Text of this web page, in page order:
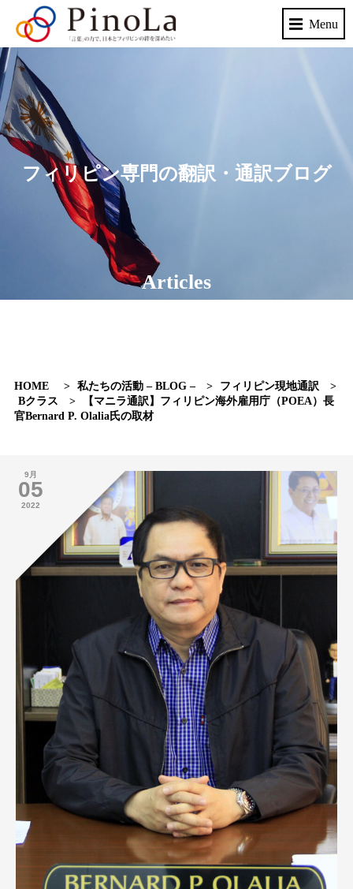
Articles
フィリピン専門の翻訳・通訳ブログ
HOME > 私たちの活動 – BLOG – > フィリピン現地通訳
>
Bクラス
>
【マニラ通訳】フィリピン海外雇用庁（POEA）長
官Bernard P. Olalia氏の取材
9月
05
2022